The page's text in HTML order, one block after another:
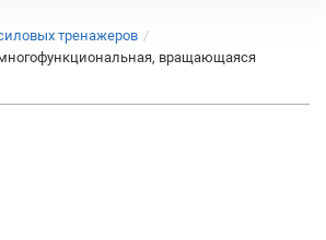
тренажеров
многофункциональная, вращающаяся